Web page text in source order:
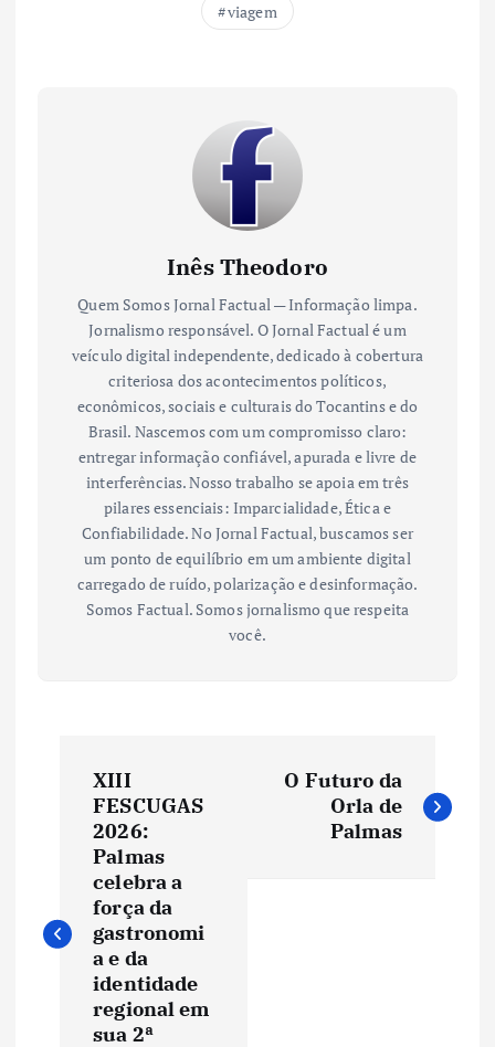
viagem
Inês Theodoro
Quem Somos Jornal Factual — Informação limpa.
Jornalismo responsável. O Jornal Factual é um
veículo digital independente, dedicado à cobertura
criteriosa dos acontecimentos políticos,
econômicos, sociais e culturais do Tocantins e do
Brasil. Nascemos com um compromisso claro:
entregar informação confiável, apurada e livre de
interferências. Nosso trabalho se apoia em três
pilares essenciais: Imparcialidade, Ética e
Confiabilidade. No Jornal Factual, buscamos ser
um ponto de equilíbrio em um ambiente digital
carregado de ruído, polarização e desinformação.
Somos Factual. Somos jornalismo que respeita
você.
e
XIII
FESCUGAS
2026:
Palmas
celebra a
força da
gastronomi
a e da
identidade
regional em
sua 2ª
O Futuro da
Orla de
Palmas